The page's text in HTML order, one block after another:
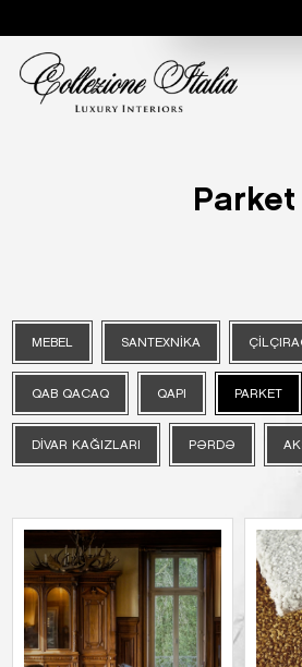
Parket
MEBEL SANTEXNIKA
QAB QACAQ QAPI PARKET
DIVAR KAĞIZLARI PƏRDƏ